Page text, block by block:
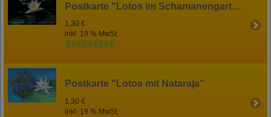
Postkarte "Lotos im Schamanengarten"
1,30 €
inkl. 19 % MwSt.
Postkarte "Lotos mit Nataraja"
1,30 €
inkl. 19 % MwSt.